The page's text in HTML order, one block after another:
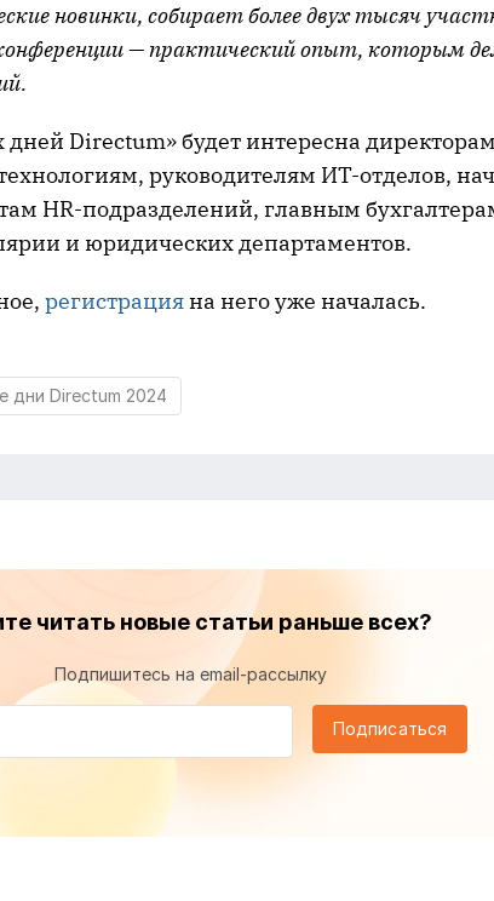
новинки, собирает более двух тысяч
— практический опыт, которым
Directum» будет интересна директорам
руководителям ИТ-отделов,
HR-подразделений, главным
и юридических департаментов.
регистрацияна него уже началась.
дни Directum 2024
читать новые статьи раньше всех?
Подпишитесь на email-рассылку
Подписаться